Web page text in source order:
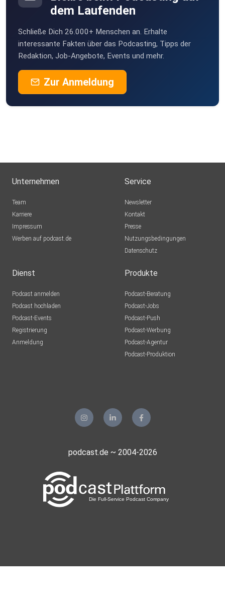
dem Laufenden
Schließe Dich 26.000+ Menschen an. Erhalte
interessante Fakten über das Podcasting, Tipps der
Redaktion, Job-Angebote, Events und mehr.
Zur Anmeldung
Unternehmen
Team
Karriere
Impressum
Werben auf podcast.de
Service
Newsletter
Kontakt
Presse
Nutzungsbedingungen
Datenschutz
Dienst
Podcast anmelden
Podcast hochladen
Podcast-Events
Registrierung
Anmeldung
Produkte
Podcast-Beratung
Podcast-Jobs
Podcast-Push
Podcast-Werbung
Podcast-Agentur
Podcast-Produktion
podcast.de ~ 2004-2026